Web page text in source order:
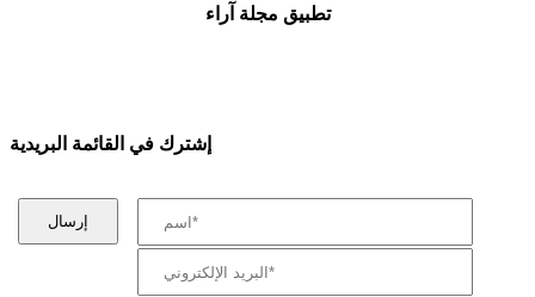
تطبيق مجلة آراء
إشترك في القائمة البريدية